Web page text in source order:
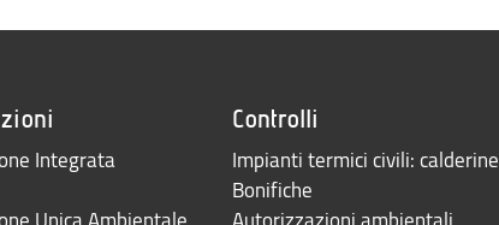
Integrata
Unica Ambientale
Controlli
Impianti termici civili: calderine
Bonifiche
Autorizzazioni ambientali